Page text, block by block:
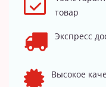
товар
Экспресс
Высокое